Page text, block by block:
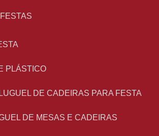
PLÁSTICO
ALUGUEL DE CADEIRAS PARA FESTA
DE MESAS E CADEIRAS